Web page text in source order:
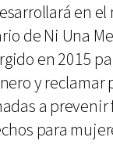
en el
de Ni Una
en 2015
y reclamar
a
para